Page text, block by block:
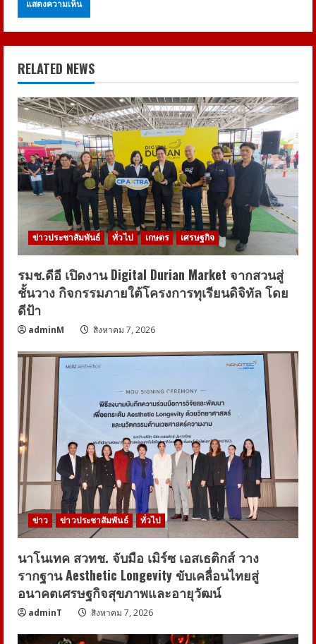
RELATED NEWS
ข่าวประชาสัมพันธ์ ทั่วไป เกษตร เศรษฐกิจ
รมช.ดีอี เปิดงาน Digital Durian Market จากสวนสู่
ชั้นวาง กิจกรรมภายใต้โครงการทุเรียนดิจิทัล โดย
ดีป้า
adminM สิงหาคม 7, 2026
ข่าว ข่าวประชาสัมพันธ์ ทั่วไป
นาโนเทค สวทช. จับมือ เมิร์ซ เอสเธติกส์ วาง
รากฐาน Aesthetic Longevity ขับเคลื่อนไทยสู่
อนาคตเศรษฐกิจสุขภาพและอายุวัฒน์
adminT สิงหาคม 7, 2026